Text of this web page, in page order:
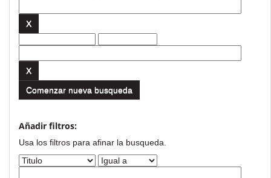
Comenzar nueva busqueda
Añadir filtros:
Usa los filtros para afinar la busqueda.